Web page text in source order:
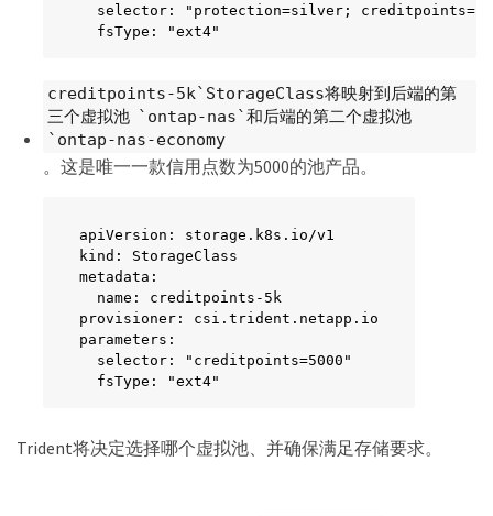
selector: "protection=silver;
  fsType: "ext4"
creditpoints-5k`StorageClass将映射到后端的第
三个虚拟池 `ontap-nas`和后端的第二个虚拟池
`ontap-nas-economy
。这是唯一一款信用点数为5000的池产品。
apiVersion: storage.k8s.io/v1
kind: StorageClass
metadata:
  name: creditpoints-5k
provisioner: csi.trident.netapp.io
parameters:
  selector: "creditpoints=5000"
  fsType: "ext4"
Trident将决定选择哪个虚拟池、并确保满足存储要求。